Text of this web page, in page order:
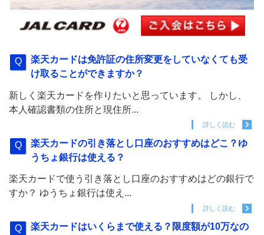
楽天カードは免許証の住所変更をしていなくても受
け取ることができますか？
新しく楽天カードを作りたいと思っています。 しかし、
本人確認書類の住所と現住所...
詳しく読む
楽天カードの引き落とし口座のおすすめはどこ？ゆ
うちょ銀行は使える？
楽天カードで使う引き落とし口座のおすすめはどの銀行で
すか？ ゆうちょ銀行は使え...
詳しく読む
楽天カードはいくらまで使える？限度額が10万なの